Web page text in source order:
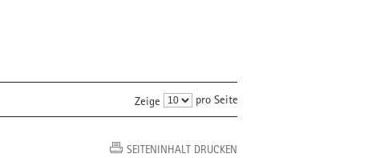
Zeige pro Seite
SEITENINHALT DRUCKEN